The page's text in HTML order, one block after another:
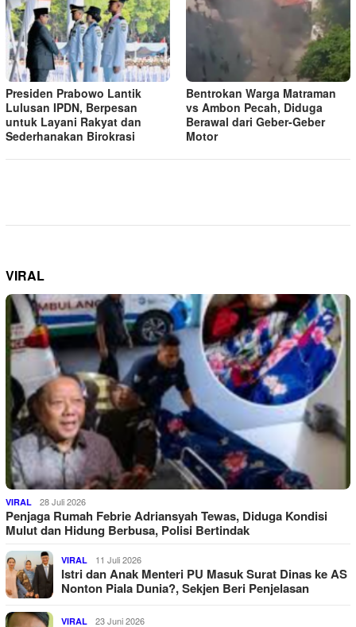
Presiden Prabowo Lantik
Lulusan IPDN, Berpesan
untuk Layani Rakyat dan
Sederhanakan Birokrasi
Bentrokan Warga Matraman
vs Ambon Pecah, Diduga
Berawal dari Geber-Geber
Motor
VIRAL
VIRAL 28 Juli 2026
Penjaga Rumah Febrie Adriansyah Tewas, Diduga Kondisi
Mulut dan Hidung Berbusa, Polisi Bertindak
VIRAL 11 Juli 2026
Istri dan Anak Menteri PU Masuk Surat Dinas ke AS
Nonton Piala Dunia?, Sekjen Beri Penjelasan
VIRAL 23 Juni 2026